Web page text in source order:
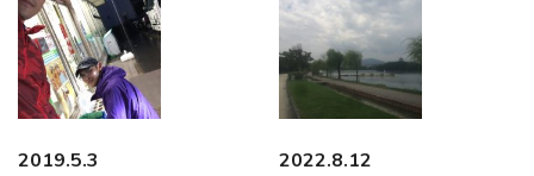
2019.5.3 2022.8.12